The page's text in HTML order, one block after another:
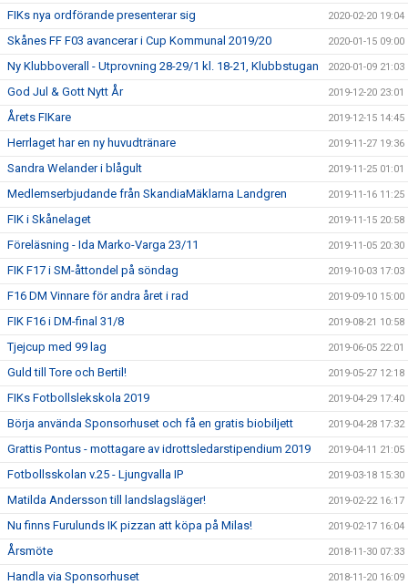
FIKs nya ordförande presenterar sig 2020-02-20 19:04
Skånes FF F03 avancerar i Cup Kommunal 2019/20 2020-01-15 09:00
Ny Klubboverall - Utprovning 28-29/1 kl. 18-21, Klubbstugan 2020-01-09 21:03
God Jul & Gott Nytt År 2019-12-20 23:01
Årets FIKare 2019-12-15 14:45
Herrlaget har en ny huvudtränare 2019-11-27 19:36
Sandra Welander i blågult 2019-11-25 01:01
Medlemserbjudande från SkandiaMäklarna Landgren 2019-11-16 11:25
FIK i Skånelaget 2019-11-15 20:58
Föreläsning - Ida Marko-Varga 23/11 2019-11-05 20:30
FIK F17 i SM-åttondel på söndag 2019-10-03 17:03
F16 DM Vinnare för andra året i rad 2019-09-10 15:00
FIK F16 i DM-final 31/8 2019-08-21 10:58
Tjejcup med 99 lag 2019-06-05 22:01
Guld till Tore och Bertil! 2019-05-27 12:18
FIKs Fotbollslekskola 2019 2019-04-29 17:40
Börja använda Sponsorhuset och få en gratis biobiljett 2019-04-28 17:32
Grattis Pontus - mottagare av idrottsledarstipendium 2019 2019-04-11 21:05
Fotbollsskolan v.25 - Ljungvalla IP 2019-03-18 15:30
Matilda Andersson till landslagsläger! 2019-02-22 16:17
Nu finns Furulunds IK pizzan att köpa på Milas! 2019-02-17 16:04
Årsmöte 2018-11-30 07:33
Handla via Sponsorhuset 2018-11-20 16:09